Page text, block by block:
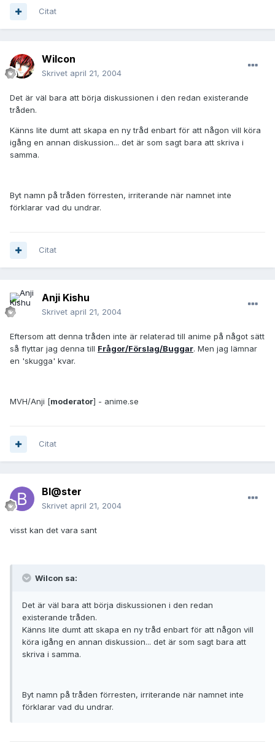
Citat
Wilcon
Skrivet april 21, 2004
Det är väl bara att börja diskussionen i den redan existerande
tråden.
Känns lite dumt att skapa en ny tråd enbart för att någon vill köra
igång en annan diskussion... det är som sagt bara att skriva i
samma.
Byt namn på tråden förresten, irriterande när namnet inte
förklarar vad du undrar.
Citat
Anji Kishu
Skrivet april 21, 2004
Eftersom att denna tråden inte är relaterad till anime på något sätt
så flyttar jag denna till Frågor/Förslag/Buggar. Men jag lämnar
en 'skugga' kvar.
MVH/Anji [moderator] - anime.se
Citat
Bl@ster
Skrivet april 21, 2004
visst kan det vara sant
Wilcon sa:
Det är väl bara att börja diskussionen i den redan
existerande tråden.
Känns lite dumt att skapa en ny tråd enbart för att någon vill
köra igång en annan diskussion... det är som sagt bara att
skriva i samma.
Byt namn på tråden förresten, irriterande när namnet inte
förklarar vad du undrar.